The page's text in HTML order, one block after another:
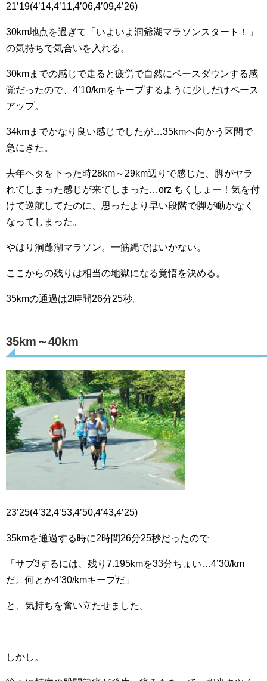
21’19(4’14,4’11,4’06,4’09,4’26)
30km地点を過ぎて「いよいよ洞爺湖マラソンスタート！」
の気持ちで気合いを入れる。
30kmまでの感じで走ると疲労で自然にペースダウンする感
覚だったので、4’10/kmをキープするように少しだけペース
アップ。
34kmまでかなり良い感じでしたが…35kmへ向かう区間で
急にきた。
去年ヘタを下った時28km～29km辺りで感じた、脚がヤラ
れてしまった感じが来てしまった…orz ちくしょー！気を付
けて巡航してたのに、思ったより早い段階で脚が動かなく
なってしまった。
やはり洞爺湖マラソン。一筋縄ではいかない。
ここからの残りは相当の地獄になる覚悟を決める。
35kmの通過は2時間26分25秒。
35km～40km
23’25(4’32,4’53,4’50,4’43,4’25)
35kmを通過する時に2時間26分25秒だったので
「サブ3するには、残り7.195kmを33分ちょい…4’30/km
だ。何とか4’30/kmキープだ」
と、気持ちを奮い立たせました。
しかし。